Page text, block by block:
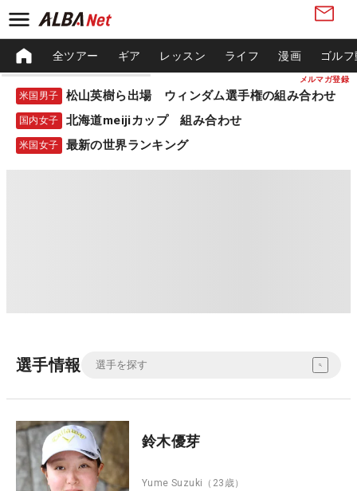
メルマガ登録
全ツアー ギア レッスン ライフ 漫画 ゴル
米国男子 松山英樹ら出場 ウィンダム選手権の組み合わせ
国内女子 北海道meijiカップ 組み合わせ
米国女子 最新の世界ランキング
選手情報
鈴木優芽
Yume Suzuki （23歳）